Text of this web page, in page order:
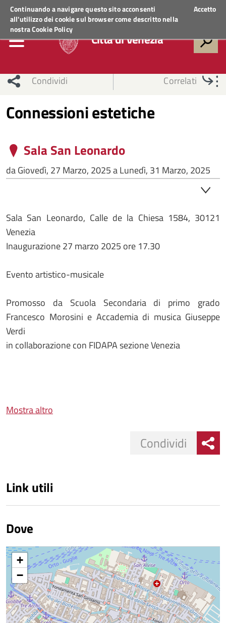
Continuando a navigare questo sito acconsenti
all'utilizzo dei cookie sul browser come descritto nella
nostraCookie Policy
Accetto
Regione VenetoACCEDI AI SERVIZI
Città di Venezia
Condividi Correlati
Connessioni estetiche
Sala San Leonardo
daGiovedì, 27 Marzo, 2025aLunedì, 31 Marzo, 2025
Sala San Leonardo, Calle de la Chiesa 1584, 30121
Venezia
Inaugurazione 27 marzo 2025 ore 17.30
Evento artistico-musicale
Promosso da Scuola Secondaria di primo grado
Francesco Morosini e Accademia di musica Giuseppe
Verdi
in collaborazione con FIDAPA sezione Venezia
Mostra altro
Condividi
Link utili
Dove
+
−